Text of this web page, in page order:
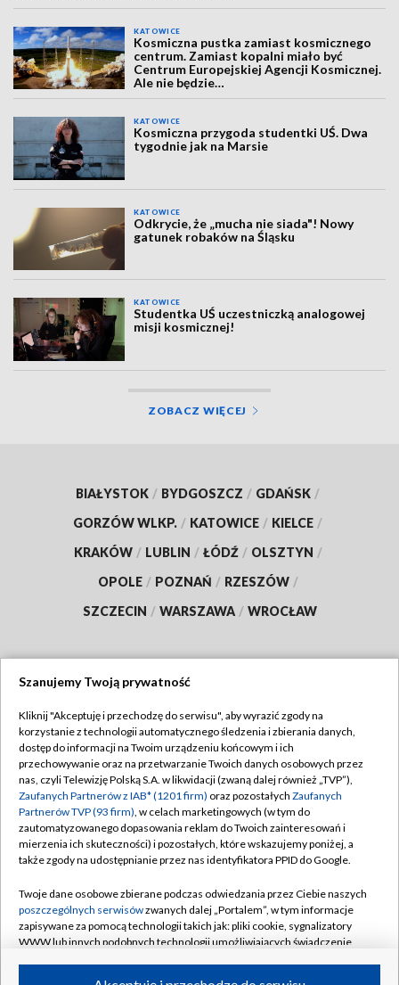
KATOWICE
Kosmiczna pustka zamiast kosmicznego
centrum. Zamiast kopalni miało być
Centrum Europejskiej Agencji Kosmicznej.
Ale nie będzie…
KATOWICE
Kosmiczna przygoda studentki UŚ. Dwa
tygodnie jak na Marsie
KATOWICE
Odkrycie, że „mucha nie siada"! Nowy
gatunek robaków na Śląsku
KATOWICE
Studentka UŚ uczestniczką analogowej
misji kosmicznej!
ZOBACZ WIĘCEJ
BIAŁYSTOK / BYDGOSZCZ / GDAŃSK /
GORZÓW WLKP. / KATOWICE / KIELCE /
KRAKÓW / LUBLIN / ŁÓDŹ / OLSZTYN /
OPOLE / POZNAŃ / RZESZÓW /
SZCZECIN / WARSZAWA / WROCŁAW
TVP
Abonament TVP
Emisja w TVP
Centrum informacji TVP
Naziemna Telewizja Cyfrowa
Rada Programowa
System NOS
Informacje o nadawcy
Regulamin TVP
Polityka prywatności
Moje zgody
Pomoc
Kontakt
Kanały
Szanujemy Twoją prywatność
Kliknij "Akceptuję i przechodzę do serwisu", aby wyrazić zgody na
korzystanie z technologii automatycznego śledzenia i zbierania danych,
dostęp do informacji na Twoim urządzeniu końcowym i ich
przechowywanie oraz na przetwarzanie Twoich danych osobowych przez
nas, czyli Telewizję Polską S.A. w likwidacji (zwaną dalej również „TVP”),
Zaufanych Partnerów z IAB* (1201 firm) oraz pozostałych Zaufanych
Partnerów TVP (93 firm), w celach marketingowych (w tym do
zautomatyzowanego dopasowania reklam do Twoich zainteresowań i
mierzenia ich skuteczności) i pozostałych, które wskazujemy poniżej, a
także zgody na udostępnianie przez nas identyfikatora PPID do Google.
Twoje dane osobowe zbierane podczas odwiedzania przez Ciebie naszych
poszczególnych serwisówzwanych dalej „Portalem”, w tym informacje
zapisywane za pomocą technologii takich jak: pliki cookie, sygnalizatory
WWW lub innych podobnych technologii umożliwiających świadczenie